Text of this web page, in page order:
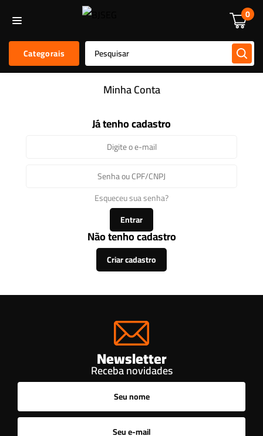
0
Categorais
Alarmes E Sensores
Minha Conta
Já tenho cadastro
Esqueceu sua senha?
Entrar
Não tenho cadastro
Criar cadastro
Newsletter
Receba novidades